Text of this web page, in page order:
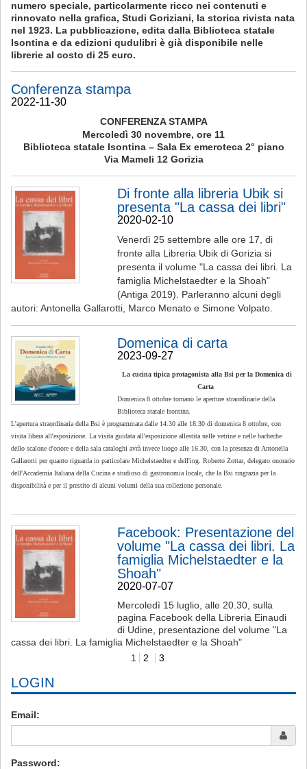
numero speciale, particolarmente ricco nei contenuti e
rinnovato nella grafica, Studi Goriziani, la storica rivista nata
nel 1923. La pubblicazione, edita dalla Biblioteca statale
Isontina e da edizioni qudulibri è già disponibile nelle
librerie al costo di 25 euro.
Conferenza stampa
2022-11-30
CONFERENZA STAMPA
Mercoledì 30 novembre, ore 11
Biblioteca statale Isontina – Sala Ex emeroteca 2° piano
Via Mameli 12 Gorizia
Di fronte alla libreria Ubik si
presenta "La cassa dei libri"
2020-02-10
Venerdì 25 settembre alle ore 17, di
fronte alla Libreria Ubik di Gorizia si
presenta il volume "La cassa dei libri. La
famiglia Michelstaedter e la Shoah"
(Antiga 2019). Parleranno alcuni degli
autori: Antonella Gallarotti, Marco Menato e Simone Volpato.
Domenica di carta
2023-09-27
La cucina tipica protagonista alla Bsi per la Domenica di
Carta
Domenica 8 ottobre tornano le aperture straordinarie della
Biblioteca statale Isontina.
L'apertura straordinaria della Bsi è programmata dalle 14.30 alle 18.30 di domenica 8 ottobre, con
visita libera all'esposizione. La visita guidata all'esposizione allestita nelle vetrine e nelle bacheche
dello scalone d'onore e della sala cataloghi avrà invece luogo alle 16.30, con la presenza di Antonella
Gallarotti per quanto riguarda in particolare Michelstaedter e dell'ing. Roberto Zottar, delegato onorario
dell'Accademia Italiana della Cucina e studioso di gastronomia locale, che la Bsi ringrazia per la
disponibilità e per il prestito di alcuni volumi della sua collezione personale.
Facebook: Presentazione del
volume "La cassa dei libri. La
famiglia Michelstaedter e la
Shoah"
2020-07-07
Mercoledì 15 luglio, alle 20.30, sulla
pagina Facebook della Libreria Einaudi
di Udine, presentazione del volume "La
cassa dei libri. La famiglia Michelstaedter e la Shoah"
1
2 3
LOGIN
Email:
Password: